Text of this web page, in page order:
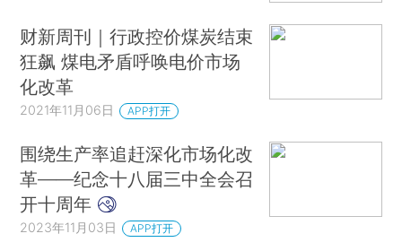
财新周刊｜行政控价煤炭结束
狂飙 煤电矛盾呼唤电价市场
化改革
2021年11月06日 APP打开
围绕生产率追赶深化市场化改
革——纪念十八届三中全会召
开十周年
2023年11月03日 APP打开